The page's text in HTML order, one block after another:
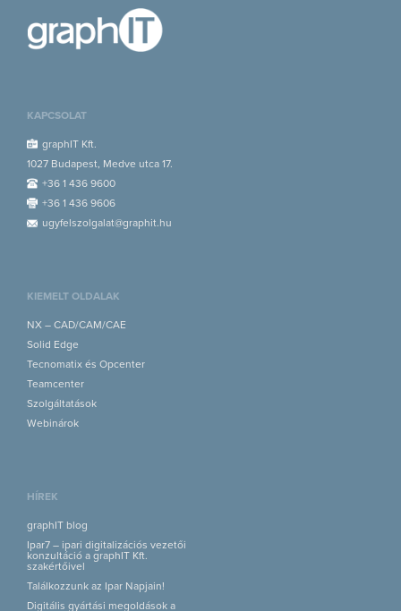
KAPCSOLAT
graphIT Kft.
1027 Budapest, Medve utca 17.
+36 1 436 9600
+36 1 436 9606
ugyfelszolgalat@graphit.hu
KIEMELT OLDALAK
NX – CAD/CAM/CAE
Solid Edge
Tecnomatix és Opcenter
Teamcenter
Szolgáltatások
Webinárok
HÍREK
graphIT blog
Ipar7 – ipari digitalizációs vezetői
konzultáció a graphIT Kft.
szakértőivel
Találkozzunk az Ipar Napjain!
Digitális gyártási megoldások a